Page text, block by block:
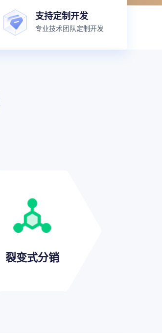
支持定制开发
专业技术团队定制开发
裂变式分销